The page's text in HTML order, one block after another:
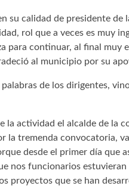
su calidad de presidente
rol que a veces es muy
para continuar, al final muy
al municipio por su
palabras de los dirigentes,
la actividad el alcalde de la
la tremenda convocatoria,
desde el primer día que
nos funcionarios
proyectos que se han